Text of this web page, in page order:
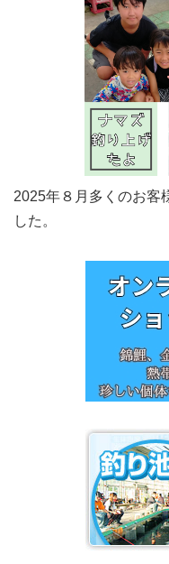
2025年８月多くのお客
した。